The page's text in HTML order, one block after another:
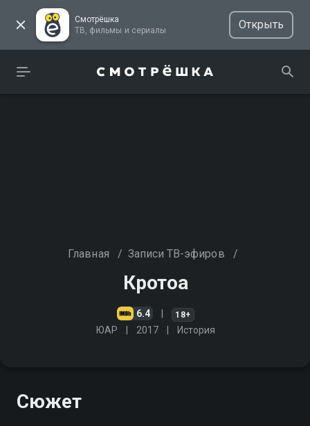
Смотрёшка
ТВ, фильмы и сериалы
Открыть
Главная / Записи ТВ-эфиров /
Кротоа
6.4 18+
ЮАР 2017 История
Сюжет